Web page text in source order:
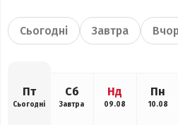
Сьогодні Завтра
Пт
Сьогодні
Сб
Завтра
Нд
09.08
Пн
10.08